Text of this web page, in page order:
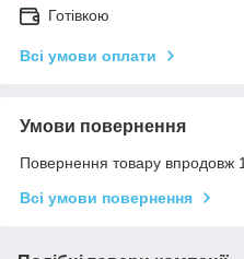
Готівкою
Всі умови оплати
Умови повернення
Повернення товару впродовж
Всі умови повернення